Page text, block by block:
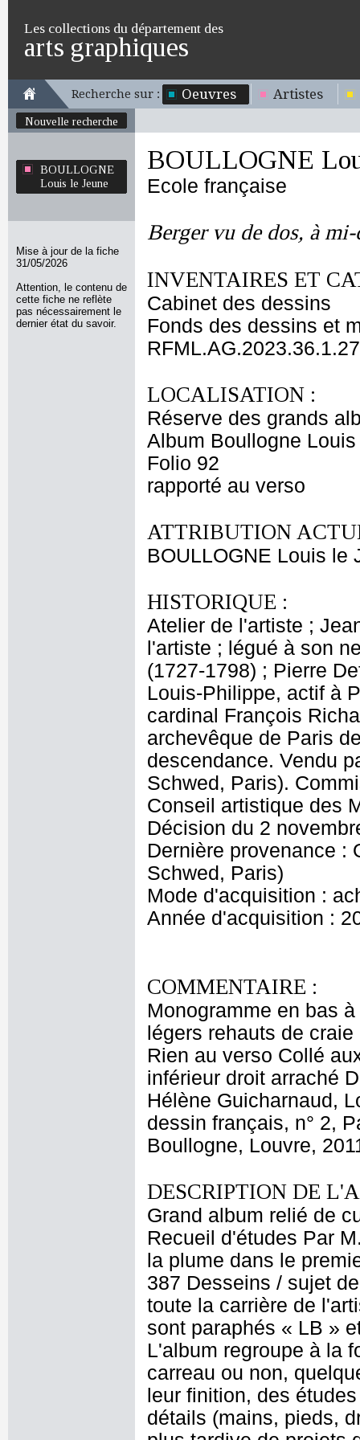
Les collections du département des
arts graphiques
Recherche sur : Oeuvres Artistes
Nouvelle recherche
BOULLOGNE
Louis le Jeune
Mise à jour de la fiche
31/05/2026
Attention, le contenu de
cette fiche ne reflète
pas nécessairement le
dernier état du savoir.
BOULLOGNE
Ecole française
Berger vu de dos, à mi-
INVENTAIRES ET
Cabinet des dessins
Fonds des dessins et
LOCALISATION :
Réserve des grands
Album Boullogne
Folio 92
rapporté au verso
ATTRIBUTION
BOULLOGNE Louis le
HISTORIQUE :
Atelier de l'artiste ;
l'artiste ; légué à son
(1727-1798) ; Pierre
Louis-Philippe, actif à
cardinal François
archevêque de Paris
descendance. Vendu
Schwed, Paris).
Conseil artistique des
Décision du 2
Dernière provenance :
Schwed, Paris)
Mode d'acquisition :
Année d'acquisition :
COMMENTAIRE :
Monogramme en bas
légers rehauts de
Rien au verso Collé
inférieur droit arraché
Hélène Guicharnaud,
dessin français, n° 2,
Boullogne, Louvre,
DESCRIPTION DE
Grand album relié de
Recueil d'études Par
la plume dans le
387 Desseins / sujet
toute la carrière de
sont paraphés « LB »
L'album regroupe à la
carreau ou non,
leur finition, des
détails (mains, pieds,